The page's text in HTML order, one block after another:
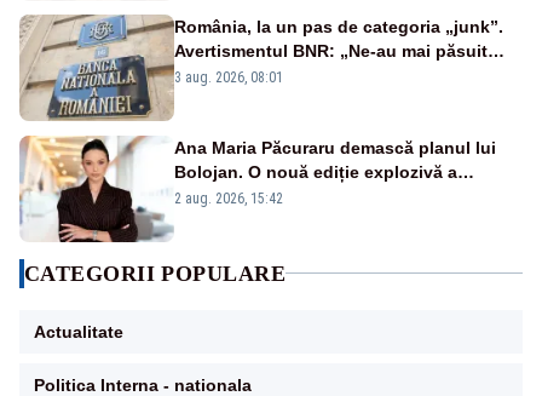
România, la un pas de categoria „junk”.
Avertismentul BNR: „Ne-au mai păsuit
pentru câteva luni”
3 aug. 2026, 08:01
Ana Maria Păcuraru demască planul lui
Bolojan. O nouă ediție explozivă a
emisiunii „Miza Zilei” la Realitatea PLUS
2 aug. 2026, 15:42
CATEGORII POPULARE
Actualitate
Politica Interna - nationala